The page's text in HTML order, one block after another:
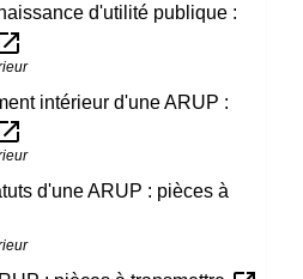
d'utilité publique :
intérieur d'une ARUP :
d'une ARUP : pièces à